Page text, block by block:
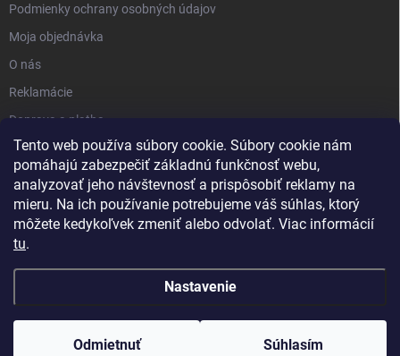
Tento web používa súbory cookie. Súbory cookie nám
pomáhajú zabezpečiť základnú funkčnosť webu,
analyzovať jeho návštevnosť a prispôsobiť reklamy na
mieru. Na ich používanie potrebujeme váš súhlas, ktorý
môžete kedykoľvek zmeniť alebo odvolať. Viac informácií
tu.
Nastavenie
Odmietnuť Súhlasím
Podmienky ochrany osobných údajov
Moja objednávka
O nás
Reklamácie
Doprava a platba
Kontakt
Blog
Copyright 2026PartnerShop.sk. Všetky práva vyhradené.Upraviť